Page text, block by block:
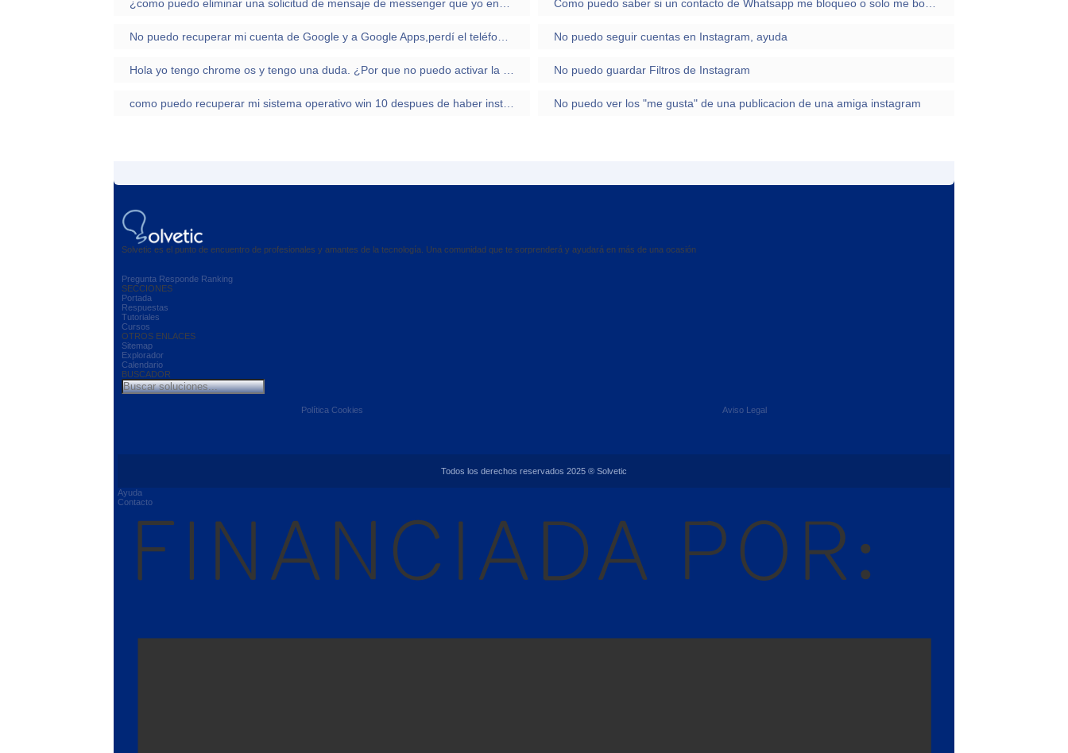
No puedo seguir cuentas en Instagram, ayuda
No puedo guardar Filtros de Instagram
No puedo ver los "me gusta" de una publicacion de una amiga instagram
Solvetic es el punto de encuentro de profesionales y amantes de la tecnología. Una comunidad que te sorprenderá y ayudará en más de una ocasión
Pregunta Responde Ranking
SECCIONES
Portada
Respuestas
Tutoriales
Cursos
OTROS ENLACES
Sitemap
Explorador
Calendario
BUSCADOR
Política Cookies Aviso Legal
Todos los derechos reservados 2025 ® Solvetic
Ayuda
Contacto